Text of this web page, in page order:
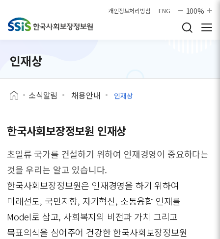
개인정보처리방침 ENG 100%
인재상
소식알림 채용안내 인재상
한국사회보장정보원 인재상
초일류 국가를 건설하기 위하여 인재경영이 중요하다는
것을 우리는 알고 있습니다.
한국사회보장정보원은 인재경영을 하기 위하여
미래선도, 국민지향, 자기혁신, 소통융합 인재를
Model로 삼고, 사회복지의 비전과 가치 그리고
목표의식을 심어주어 건강한 한국사회보장정보원